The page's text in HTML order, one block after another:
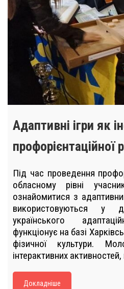
Адаптивні ігри як
профорієнтаційної
Під час проведення
обласному рівні
ознайомитися з
використовуються у
українського
функціонує на базі
фізичної культури.
інтерактивних
Докладніше